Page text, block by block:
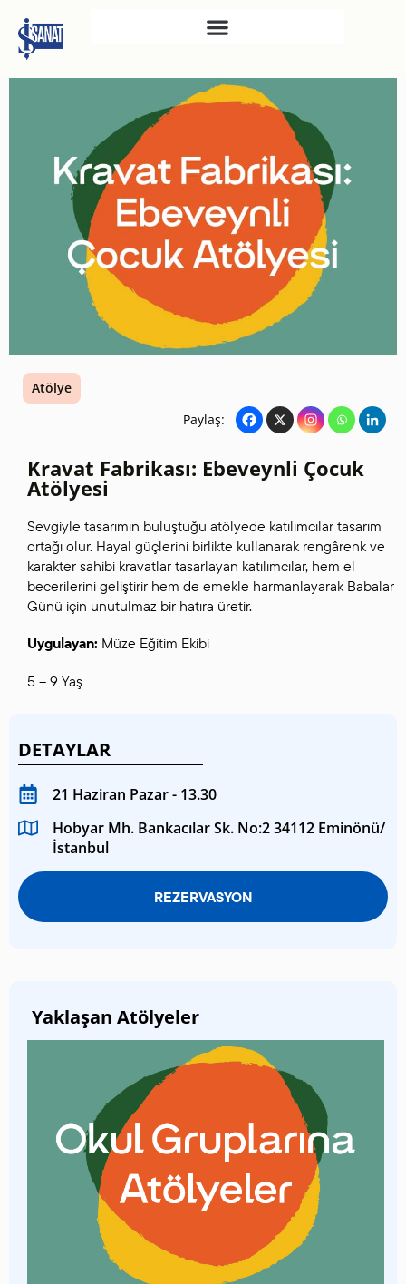
SAHNE SANATLARI
TÜRKIYE İŞ BANKASI
RESIM HEYKEL MÜZESI
TÜRKIYE İŞ BANKASI
MÜZESI
İKTISADI BAĞIMSIZLIK
MÜZESI
ATATÜRK KÜTÜPHANESI
SANAT GALERILERI
KÜLTÜREL MIRASA
DESTEK
Atölye
Paylaş:
Kravat Fabrikası: Ebeveynli Çocuk
Atölyesi
Sevgiyle tasarımın buluştuğu atölyede katılımcılar tasarım
ortağı olur. Hayal güçlerini birlikte kullanarak rengârenk ve
karakter sahibi kravatlar tasarlayan katılımcılar, hem el
becerilerini geliştirir hem de emekle harmanlayarak Babalar
Günü için unutulmaz bir hatıra üretir.
Uygulayan: Müze Eğitim Ekibi
5 – 9 Yaş
DETAYLAR
21 Haziran Pazar - 13.30
Hobyar Mh. Bankacılar Sk. No:2 34112 Eminönü/
İstanbul
REZERVASYON
Yaklaşan Atölyeler